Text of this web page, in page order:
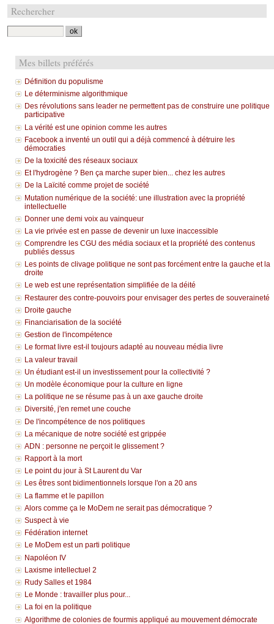
Rechercher
Mes billets préférés
Définition du populisme
Le déterminisme algorithmique
Des révolutions sans leader ne permettent pas de construire une politique
participative
La vérité est une opinion comme les autres
Facebook a inventé un outil qui a déjà commencé à détruire les
démocraties
De la toxicité des réseaux sociaux
Et l'hydrogène ? Ben ça marche super bien... chez les autres
De la Laïcité comme projet de société
Mutation numérique de la société: une illustration avec la propriété
intellectuelle
Donner une demi voix au vainqueur
La vie privée est en passe de devenir un luxe inaccessible
Comprendre les CGU des média sociaux et la propriété des contenus
publiés dessus
Les points de clivage politique ne sont pas forcément entre la gauche et la
droite
Le web est une représentation simplifiée de la déité
Restaurer des contre-pouvoirs pour envisager des pertes de souveraineté
Droite gauche
Financiarisation de la société
Gestion de l'incompétence
Le format livre est-il toujours adapté au nouveau média livre
La valeur travail
Un étudiant est-il un investissement pour la collectivité ?
Un modèle économique pour la culture en ligne
La politique ne se résume pas à un axe gauche droite
Diversité, j'en remet une couche
De l'incompétence de nos politiques
La mécanique de notre société est grippée
ADN : personne ne perçoit le glissement ?
Rapport à la mort
Le point du jour à St Laurent du Var
Les êtres sont bidimentionnels lorsque l'on a 20 ans
La flamme et le papillon
Alors comme ça le MoDem ne serait pas démocratique ?
Suspect à vie
Fédération internet
Le MoDem est un parti politique
Napoléon IV
Laxisme intellectuel 2
Rudy Salles et 1984
Le Monde : travailler plus pour...
La foi en la politique
Algorithme de colonies de fourmis appliqué au mouvement démocrate